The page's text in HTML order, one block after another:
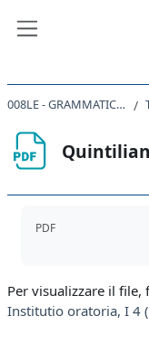
008LE - GRAMMATICA LATINA 2022
PDF
Per visualizzare il file,
Institutio oratoria, I 4